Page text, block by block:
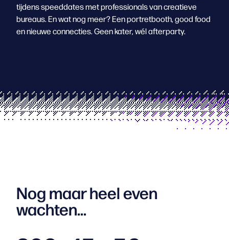
tijdens speeddates met professionals van creatieve
bureaus. En wat nog meer? Een portretbooth, good food
en nieuwe connecties. Geen kater, wél afterparty.
Nog maar heel even
wachten...